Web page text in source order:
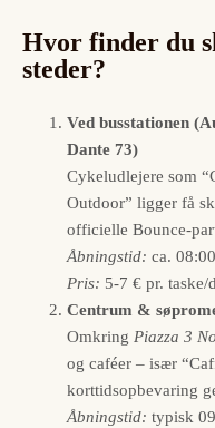
Hvor finder du
steder?
Ved busstationen
Dante 73)
Cykeludlejere som
Outdoor” ligger få
officielle Bounce-
Åbningstid: ca.
Pris: 5-7 € pr. taske/
Centrum &
Omkring Piazza 3
og caféer – især
korttidsopbevaring
Åbningstid: typisk